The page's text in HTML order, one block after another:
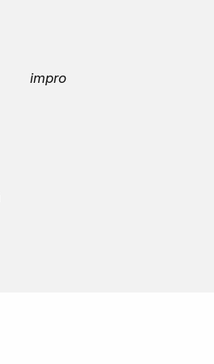
impro